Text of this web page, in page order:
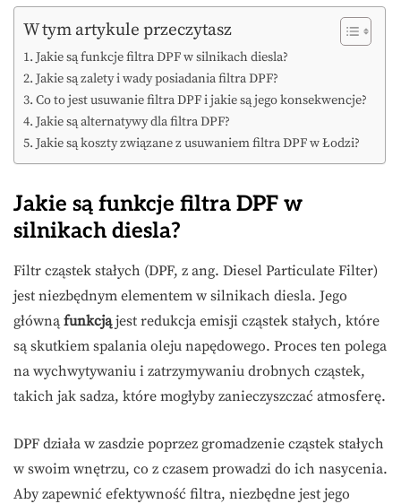
W tym artykule przeczytasz
Jakie są funkcje filtra DPF w silnikach diesla?
Jakie są zalety i wady posiadania filtra DPF?
Co to jest usuwanie filtra DPF i jakie są jego konsekwencje?
Jakie są alternatywy dla filtra DPF?
Jakie są koszty związane z usuwaniem filtra DPF w Łodzi?
Jakie są funkcje filtra DPF w
silnikach diesla?
Filtr cząstek stałych (DPF, z ang. Diesel Particulate Filter)
jest niezbędnym elementem w silnikach diesla. Jego
główną funkcjąjest redukcja emisji cząstek stałych, które
są skutkiem spalania oleju napędowego. Proces ten polega
na wychwytywaniu i zatrzymywaniu drobnych cząstek,
takich jak sadza, które mogłyby zanieczyszczać atmosferę.
DPF działa w zasdzie poprzez gromadzenie cząstek stałych
w swoim wnętrzu, co z czasem prowadzi do ich nasycenia.
Aby zapewnić efektywność filtra, niezbędne jest jego